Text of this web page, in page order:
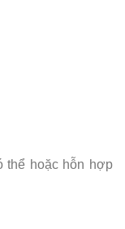
thể hoặc hỗn hợp